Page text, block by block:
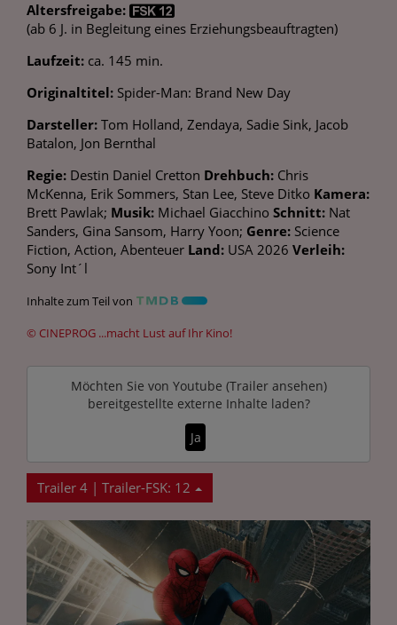
Altersfreigabe:
(ab 6 J. in Begleitung eines Erziehungsbeauftragten)
Laufzeit: ca. 145 min.
Originaltitel: Spider-Man: Brand New Day
Darsteller: Tom Holland, Zendaya, Sadie Sink, Jacob
Batalon, Jon Bernthal
Regie: Destin Daniel Cretton Drehbuch: Chris
McKenna, Erik Sommers, Stan Lee, Steve Ditko Kamera:
Brett Pawlak; Musik: Michael Giacchino Schnitt: Nat
Sanders, Gina Sansom, Harry Yoon; Genre: Science
Fiction, Action, Abenteuer Land: USA 2026 Verleih:
Sony Int´l
Inhalte zum Teil von
© CINEPROG ...macht Lust auf Ihr Kino!
Möchten Sie von Youtube (Trailer ansehen)
bereitgestellte externe Inhalte laden?
Ja
Trailer 4 | Trailer-FSK: 12